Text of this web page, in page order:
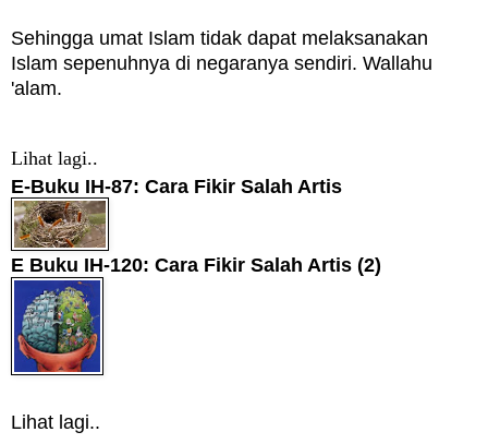
Sehingga umat Islam tidak dapat melaksanakan
Islam sepenuhnya di negaranya sendiri. Wallahu
'alam.
Lihat lagi..
E-Buku IH-87: Cara Fikir Salah Artis
E Buku IH-120: Cara Fikir Salah Artis (2)
Lihat lagi..